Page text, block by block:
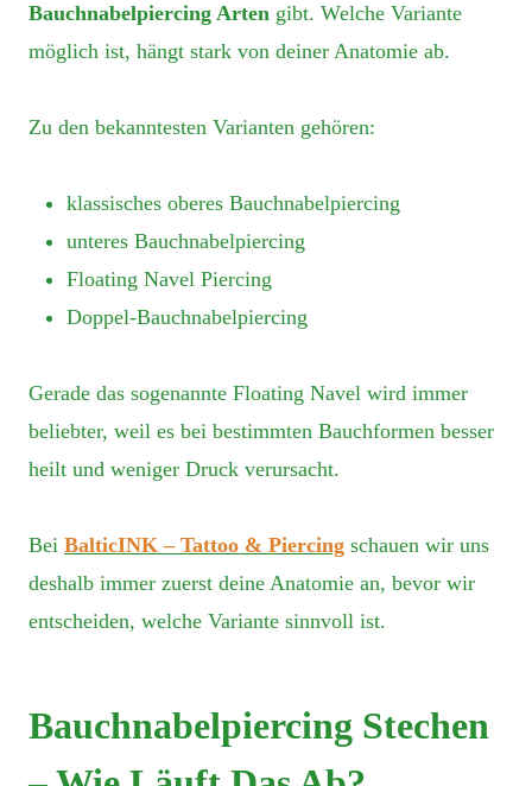
Bauchnabelpiercing Arten gibt. Welche Variante
möglich ist, hängt stark von deiner Anatomie ab.
Zu den bekanntesten Varianten gehören:
klassisches oberes Bauchnabelpiercing
unteres Bauchnabelpiercing
Floating Navel Piercing
Doppel-Bauchnabelpiercing
Gerade das sogenannte Floating Navel wird immer
beliebter, weil es bei bestimmten Bauchformen besser
heilt und weniger Druck verursacht.
Bei BalticINK – Tattoo & Piercing schauen wir uns
deshalb immer zuerst deine Anatomie an, bevor wir
entscheiden, welche Variante sinnvoll ist.
Bauchnabelpiercing Stechen